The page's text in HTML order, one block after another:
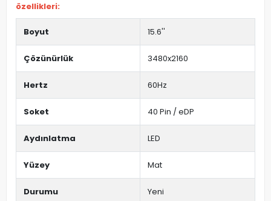
özellikleri:
Boyut 15.6''
Çözünürlük 3480x2160
Hertz 60Hz
Soket 40 Pin / eDP
Aydınlatma LED
Yüzey Mat
Durumu Yeni